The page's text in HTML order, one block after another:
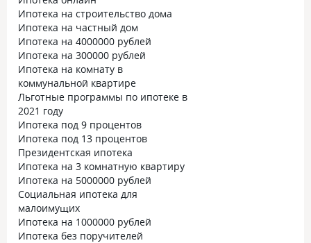
Ипотека на строительство дома
Ипотека на частный дом
Ипотека на 4000000 рублей
Ипотека на 300000 рублей
Ипотека на комнату в
коммунальной квартире
Льготные программы по ипотеке в
2021 году
Ипотека под 9 процентов
Ипотека под 13 процентов
Президентская ипотека
Ипотека на 3 комнатную квартиру
Ипотека на 5000000 рублей
Социальная ипотека для
малоимущих
Ипотека на 1000000 рублей
Ипотека без поручителей